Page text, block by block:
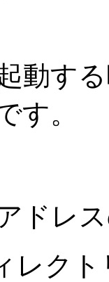
動す
す。
ドレ
レク